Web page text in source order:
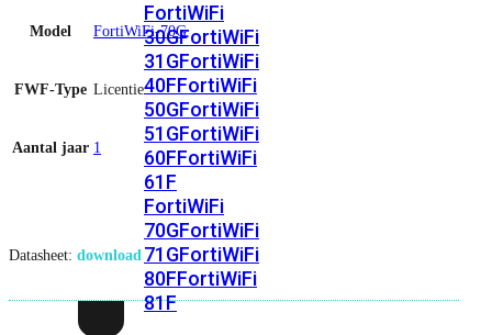
FortiWiFi
30GFortiWiFi
31GFortiWiFi
40FFortiWiFi
50GFortiWiFi
51GFortiWiFi
60FFortiWiFi
61F
FortiWiFi
70GFortiWiFi
71GFortiWiFi
80FFortiWiFi
81F
Model FortiWiFi-70G
FWF-Type Licentie
Aantal jaar 1
Datasheet: download